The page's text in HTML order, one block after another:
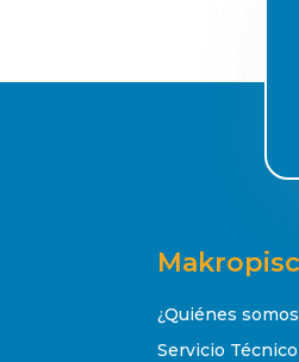
¿Quiénes
Servicio Técnico